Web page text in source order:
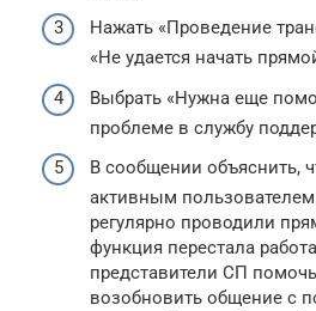
Нажать «Проведение
«Не удается начать
Выбрать «Нужна еще
проблеме в службу
В сообщении объяснить,
активным
регулярно проводили
функция перестала
представители СП
возобновить общение с